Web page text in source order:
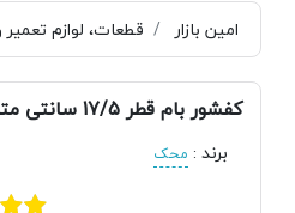
امین بازار قطعات، لوازم
کفشور بام قطر 17/5 سانتی متر محک کد 563b
برند : محک